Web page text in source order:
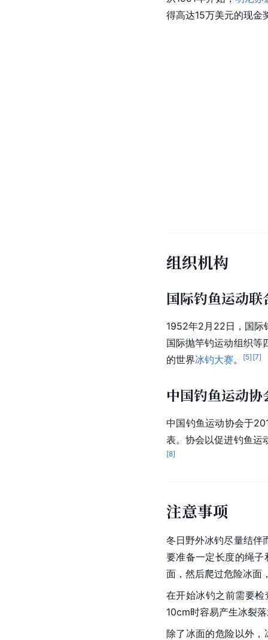
得高达15万美元的现金
组织机构
国际钓鱼运动联
1952年2月22日， 国际
国际抛竿钓运动组织等
的世界冰钓大赛。 [5] [7]
中国钓鱼运动协
中国钓鱼运动协会于
表。协会以促进钓鱼运
[8]
注意事项
冬日野外冰钓尽量结伴
要准备一定长度的绳
面，然后爬过危险冰面
在开始冰钓之前需要
10cm时容易产生冰裂
除了冰面的危险以外